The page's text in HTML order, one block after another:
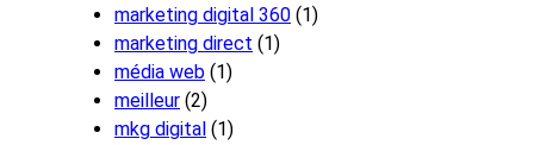
marketing digital 360 (1)
marketing direct (1)
média web (1)
meilleur (2)
mkg digital (1)